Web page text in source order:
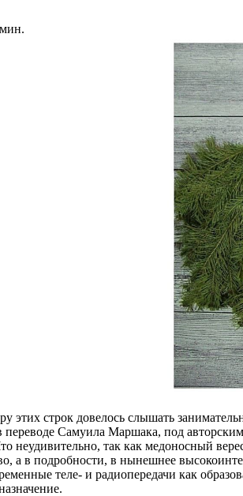
этих строк довелось слышать
переводе Самуила Маршака, под
неудивительно, так как медоносный
а в подробности, в нынешнее
теле- и радиопередачи как